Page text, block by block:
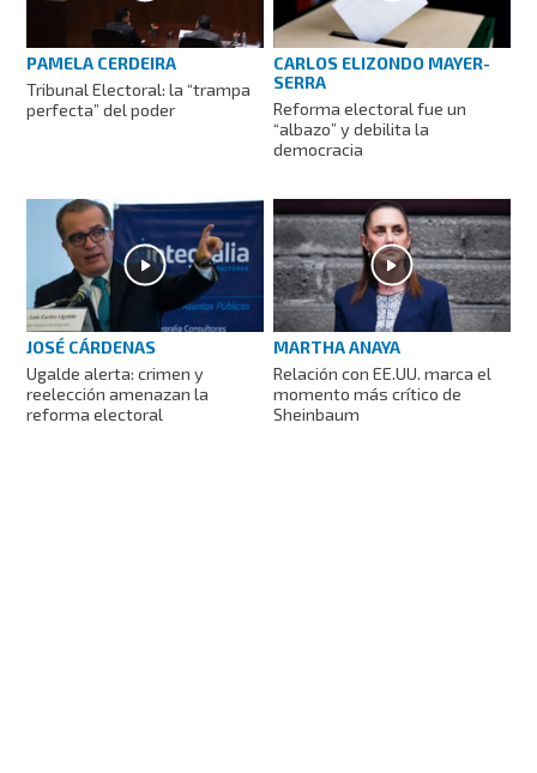
PAMELA CERDEIRA
Tribunal Electoral: la “trampa
perfecta” del poder
CARLOS ELIZONDO MAYER-
SERRA
Reforma electoral fue un
“albazo” y debilita la
democracia
JOSÉ CÁRDENAS
Ugalde alerta: crimen y
reelección amenazan la
reforma electoral
MARTHA ANAYA
Relación con EE.UU. marca el
momento más crítico de
Sheinbaum